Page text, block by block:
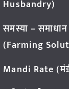
Husbandry)
समस्या – समाधान
(Farming
Mandi Rate